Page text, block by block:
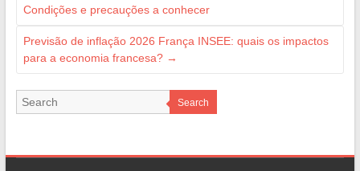
Condições e precauções a conhecer
Previsão de inflação 2026 França INSEE: quais os impactos
para a economia francesa? →
Search